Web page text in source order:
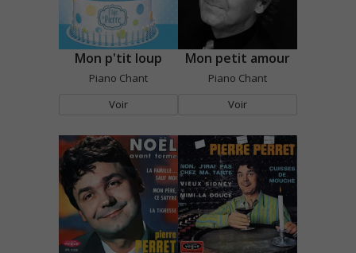
Mon p'tit loup
Piano Chant
Voir
Mon petit amour
Piano Chant
Voir